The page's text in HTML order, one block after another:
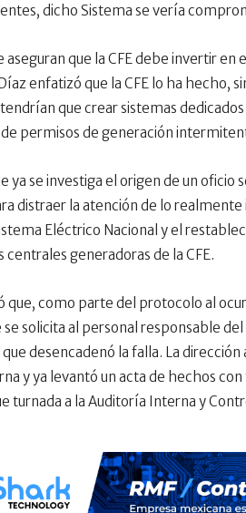
dicho Sistema se vería
aseguran que la CFE debe invertir
enfatizó que la CFE lo ha hecho,
que crear sistemas
permisos de generación
ya se investiga el origen de un oficio
distraer la atención de lo
Eléctrico Nacional y el
generadoras de la CFE.
que, como parte del protocolo al
solicita al personal responsable
desencadenó la falla. La dirección
y ya levantó un acta de hechos
turnada a la Auditoría Interna y